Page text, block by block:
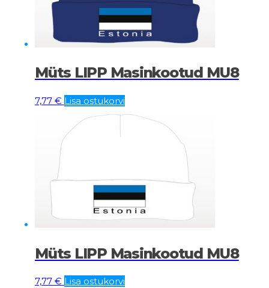
Müts LIPP Masinkootud MU8
7,77 € Lisa ostukorvi
Müts LIPP Masinkootud MU8
7,77 € Lisa ostukorvi